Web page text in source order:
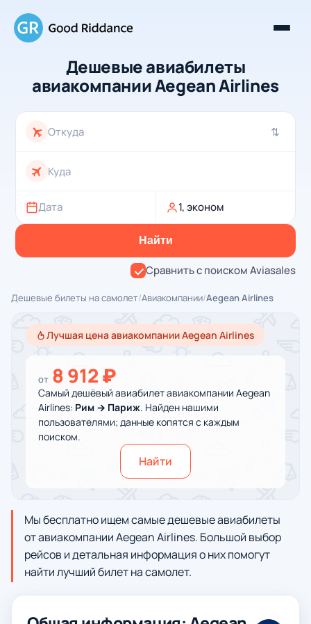
Дешевые авиабилеты
авиакомпании Aegean Airlines
⇄
Дата 1, эконом
Найти
Сравнить с поиском Aviasales
Дешевые билеты на самолет/Авиакомпании/Aegean Airlines
Лучшая цена авиакомпании Aegean Airlines
от 8 912 ₽
Самый дешёвый авиабилет авиакомпании Aegean
Airlines: Рим → Париж. Найден нашими
пользователями; данные копятся с каждым
поиском.
Найти
Мы бесплатно ищем самые дешевые авиабилеты
от авиакомпании Aegean Airlines. Большой выбор
рейсов и детальная информация о них помогут
найти лучший билет на самолет.